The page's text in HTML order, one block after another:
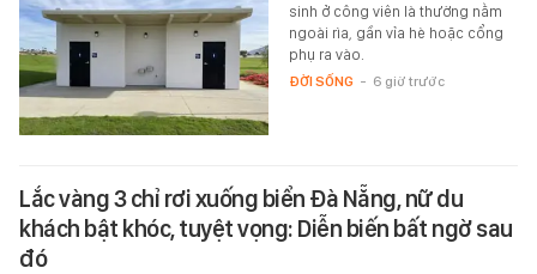
sinh ở công viên là thường nằm
ngoài rìa, gần vỉa hè hoặc cổng
phụ ra vào.
ĐỜI SỐNG - 6 giờ trước
Lắc vàng 3 chỉ rơi xuống biển Đà Nẵng, nữ du
khách bật khóc, tuyệt vọng: Diễn biến bất ngờ sau
đó